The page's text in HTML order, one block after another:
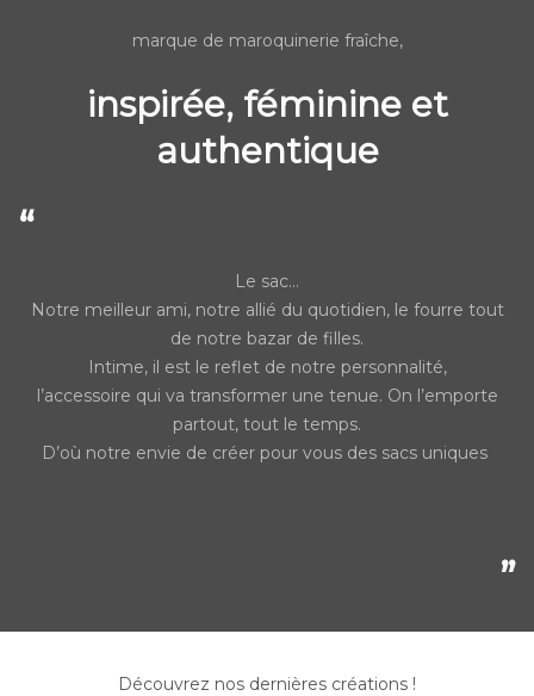
marque de maroquinerie fraîche,
inspirée, féminine et
authentique
“
Le sac…
Notre meilleur ami, notre allié du quotidien, le fourre tout
de notre bazar de filles.
Intime, il est le reflet de notre personnalité,
l’accessoire qui va transformer une tenue. On l’emporte
partout, tout le temps.
D’où notre envie de créer pour vous des sacs uniques
”
Découvrez nos dernières créations !